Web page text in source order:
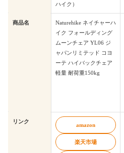
ハイク）
商品名
Naturehike ネイチャーハ
イク フォールディング
ムーンチェア YL06 ジ
ャパンリミテッド コヨ
ーテ ハイバックチェア
軽量 耐荷重150kg
リンク
amazon
楽天市場